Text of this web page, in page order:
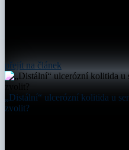
přejít na článek
„Distální“ ulcerózní kolitida u
zvolit?